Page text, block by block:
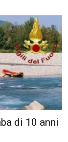
di 10 anni